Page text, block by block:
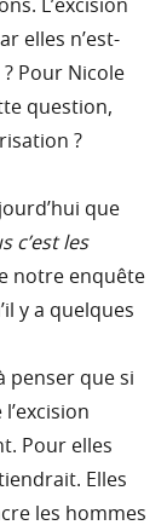
L’excision
elles n’est-
Pour Nicole
question,
?
que
c’est les
notre enquête
y a quelques
penser que si
Pour elles
Elles
les hommes